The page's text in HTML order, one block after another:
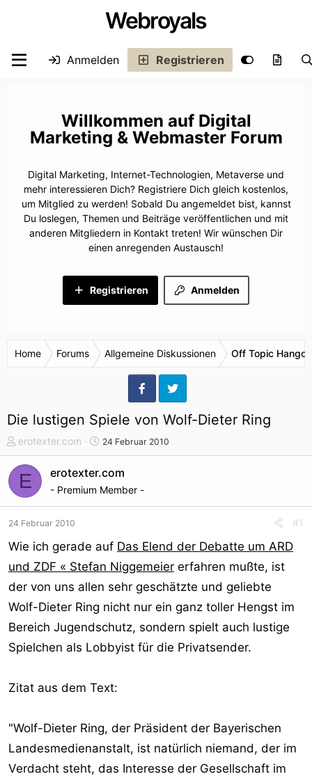
Webroyals
Anmelden Registrieren
Digital
Marketing & Webmaster Forum
Digital Marketing, Internet-Technologien, Metaverse und
mehr interessieren Dich? Registriere Dich gleich kostenlos,
um Mitglied zu werden! Sobald Du angemeldet bist, kannst
Du loslegen, Themen und Beiträge veröffentlichen und mit
anderen Mitgliedern in Kontakt treten! Wir wünschen Dir
einen anregenden Austausch!
Anmelden
Registrieren
Home Forums Allgemeine Diskussionen Off Topic
Die lustigen Spiele von Wolf-Dieter Ring
T
h
e
m
e
s
t
r
t
e
erotexter.com
S
t
a
t
m
24 Februar 2010
E erotexter.com
- Premium Member -
24 Februar 2010 #1
Wie ich gerade auf Das Elend der Debatte um ARD
und ZDF « Stefan Niggemeier erfahren mußte, ist
der von uns allen sehr geschätzte und geliebte
Wolf-Dieter Ring nicht nur ein ganz toller Hengst im
Bereich Jugendschutz, sondern spielt auch lustige
Spielchen als Lobbyist für die Privatsender.
Zitat aus dem Text:
"Wolf-Dieter Ring, der Präsident der Bayerischen
Landesmedienanstalt, ist natürlich niemand, der im
Verdacht steht, das Interesse der Gesellschaft im